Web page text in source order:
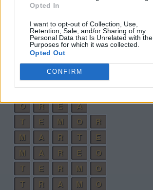
Opted In
I want to opt-out of Collection, Use,
Retention, Sale, and/or Sharing of my
Personal Data that Is Unrelated with the
Purposes for which it was collected.
Opted Out
CONFIRM
R M
E
M O
R
R T
E
O
A
R T
O
O
R E
A
T
E M O
R
M
A R T
E
M
A R E
O
T
E R M
O
T
R A M
O